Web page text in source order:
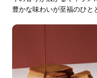
豊かな味わいが至福のひと